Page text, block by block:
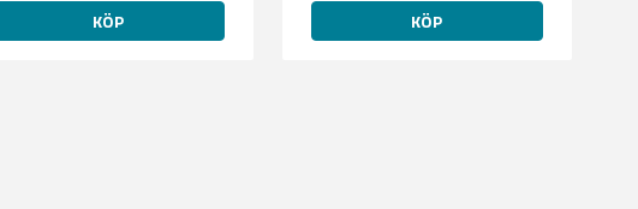
KÖP KÖP